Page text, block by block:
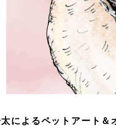
によるペットアート＆